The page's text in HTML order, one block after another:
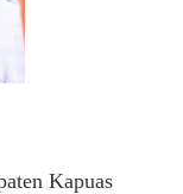
Kapuas